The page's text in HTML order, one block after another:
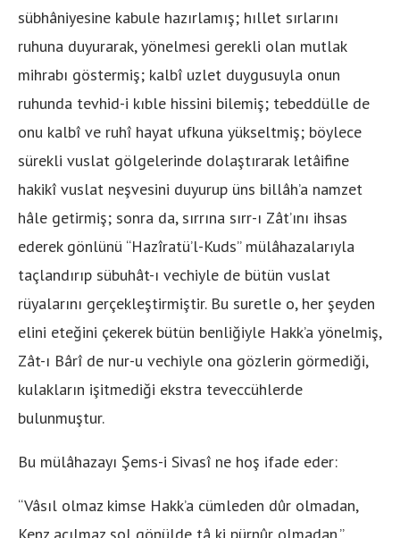
sübhâniyesine kabule hazırlamış; hıllet sırlarını
ruhuna duyurarak, yönelmesi gerekli olan mutlak
mihrabı göstermiş; kalbî uzlet duygusuyla onun
ruhunda tevhid-i kıble hissini bilemiş; tebeddülle de
onu kalbî ve ruhî hayat ufkuna yükseltmiş; böylece
sürekli vuslat gölgelerinde dolaştırarak letâifine
hakikî vuslat neşvesini duyurup üns billâh’a namzet
hâle getirmiş; sonra da, sırrına sırr-ı Zât’ını ihsas
ederek gönlünü “Hazîratü’l-Kuds” mülâhazalarıyla
taçlandırıp sübuhât-ı vechiyle de bütün vuslat
rüyalarını gerçekleştirmiştir. Bu suretle o, her şeyden
elini eteğini çekerek bütün benliğiyle Hakk’a yönelmiş,
Zât-ı Bârî de nur-u vechiyle ona gözlerin görmediği,
kulakların işitmediği ekstra teveccühlerde
bulunmuştur.
Bu mülâhazayı Şems-i Sivasî ne hoş ifade eder:
“Vâsıl olmaz kimse Hakk’a cümleden dûr olmadan,
Kenz açılmaz şol gönülde tâ ki pürnûr olmadan.”